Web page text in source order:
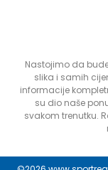
Nastojimo da
slika i samih
informacije
su dio naše
svakom trenutku.